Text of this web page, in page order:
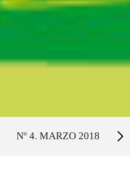
Nº 4. MARZO 2018 Secciones